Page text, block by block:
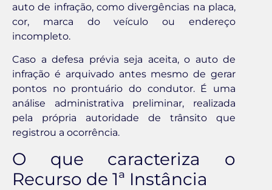
auto de infração, como divergências na placa,
cor, marca do veículo ou endereço
incompleto.
Caso a defesa prévia seja aceita, o auto de
infração é arquivado antes mesmo de gerar
pontos no prontuário do condutor. É uma
análise administrativa preliminar, realizada
pela própria autoridade de trânsito que
registrou a ocorrência.
O que caracteriza o
Recurso de 1ª Instância